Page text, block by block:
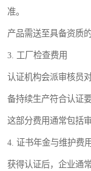
准。
产品需送至具备资质
3. 工厂检查费用
认证机构会派审核员
备持续生产符合认证
这部分费用通常包括
4. 证书年金与维护费用
获得认证后，企业通